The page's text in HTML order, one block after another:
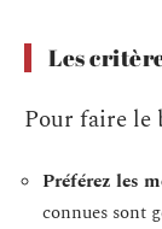
Les
Pour faire le
Préférez les
connues sont